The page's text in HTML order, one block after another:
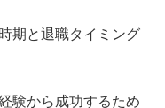
期と退職タイミング
験から成功するため